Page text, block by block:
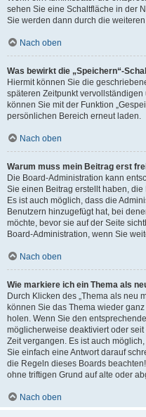
sehen Sie eine Schaltfläche in der
Sie werden dann durch die
Nach oben
Was bewirkt die „Speichern“-
Hiermit können Sie die
späteren Zeitpunkt
können Sie mit der Funktion
persönlichen Bereich erneut laden.
Nach oben
Warum muss mein Beitrag erst
Die Board-Administration kann
Sie einen Beitrag erstellt haben,
Es ist auch möglich, dass die
Benutzern hinzugefügt hat, bei
möchte, bevor sie auf der Seite
Board-Administration, wenn Sie
Nach oben
Wie markiere ich ein Thema als
Durch Klicken des „Thema als neu
können Sie das Thema wieder
holen. Wenn Sie den
möglicherweise deaktiviert oder
Zeit vergangen. Es ist auch
Sie einfach eine Antwort darauf
die Regeln dieses Boards
ohne triftigen Grund auf alte oder
Nach oben